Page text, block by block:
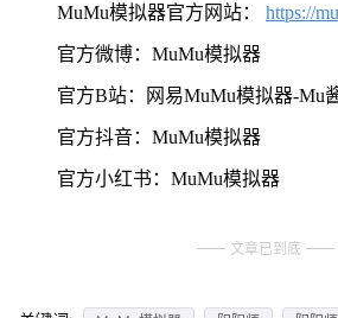
MuMu模拟器官方网站： https://
官方微博：MuMu模拟器
官方B站：网易MuMu模拟器-Mu
官方抖音：MuMu模拟器
官方小红书：MuMu模拟器
文章已到底